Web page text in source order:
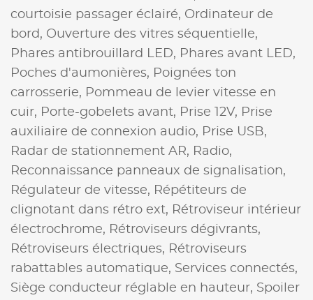
courtoisie passager éclairé, Ordinateur de
bord, Ouverture des vitres séquentielle,
Phares antibrouillard LED, Phares avant LED,
Poches d'aumonières, Poignées ton
carrosserie, Pommeau de levier vitesse en
cuir, Porte-gobelets avant, Prise 12V, Prise
auxiliaire de connexion audio, Prise USB,
Radar de stationnement AR, Radio,
Reconnaissance panneaux de signalisation,
Régulateur de vitesse, Répétiteurs de
clignotant dans rétro ext, Rétroviseur intérieur
électrochrome, Rétroviseurs dégivrants,
Rétroviseurs électriques, Rétroviseurs
rabattables automatique, Services connectés,
Siège conducteur réglable en hauteur, Spoiler